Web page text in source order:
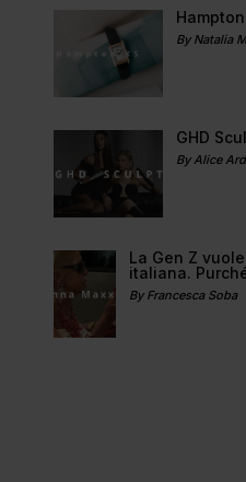
By Natalia
GHD
By Alice
La Gen Z
italiana.
By Francesca Soba